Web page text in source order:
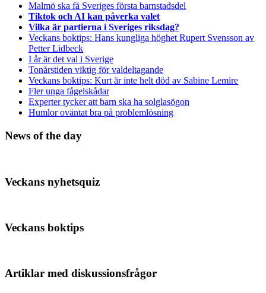
Malmö ska få Sveriges första barnstadsdel
Tiktok och AI kan påverka valet
Vilka är partierna i Sveriges riksdag?
Veckans boktips: Hans kungliga höghet Rupert Svensson av
Petter Lidbeck
I år är det val i Sverige
Tonårstiden viktig för valdeltagande
Veckans boktips: Kurt är inte helt död av Sabine Lemire
Fler unga fågelskådar
Experter tycker att barn ska ha solglasögon
Humlor oväntat bra på problemlösning
News of the day
Veckans nyhetsquiz
Veckans boktips
Artiklar med diskussionsfrågor